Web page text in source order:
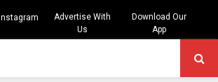
Instagram
Advertise With
Us
Download Our
App